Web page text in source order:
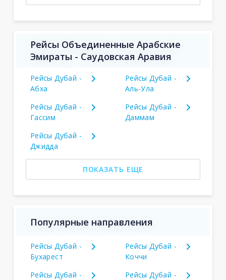
Рейсы Объединенные Арабские
Эмираты - Саудовская Аравия
Рейсы Дубай -
Абха
Рейсы Дубай -
Аль-Ула
Рейсы Дубай -
Гассим
Рейсы Дубай -
Даммам
Рейсы Дубай -
Джидда
ПОКАЗАТЬ ЕЩЕ
Популярные направления
Рейсы Дубай -
Бухарест
Рейсы Дубай -
Коччи
Рейсы Дубай -
Рейсы Дубай -